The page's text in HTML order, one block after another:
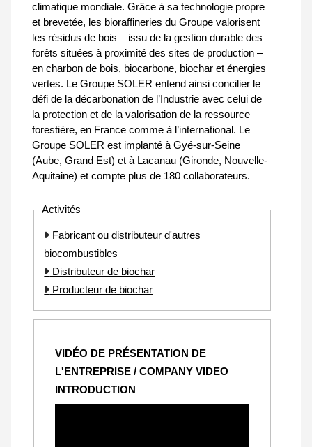
climatique mondiale. Grâce à sa technologie propre
et brevetée, les bioraffineries du Groupe valorisent
les résidus de bois – issu de la gestion durable des
forêts situées à proximité des sites de production –
en charbon de bois, biocarbone, biochar et énergies
vertes. Le Groupe SOLER entend ainsi concilier le
défi de la décarbonation de l’Industrie avec celui de
la protection et de la valorisation de la ressource
forestière, en France comme à l’international. Le
Groupe SOLER est implanté à Gyé-sur-Seine
(Aube, Grand Est) et à Lacanau (Gironde, Nouvelle-
Aquitaine) et compte plus de 180 collaborateurs.
Activités
Fabricant ou distributeur d'autres
biocombustibles
Distributeur de biochar
Producteur de biochar
VIDÉO DE PRÉSENTATION DE
L'ENTREPRISE / COMPANY VIDEO
INTRODUCTION